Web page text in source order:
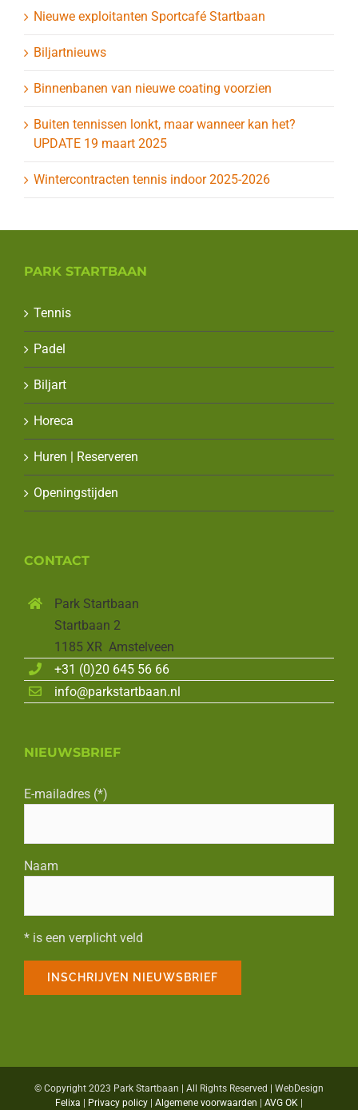
Nieuwe exploitanten Sportcafé Startbaan
Biljartnieuws
Binnenbanen van nieuwe coating voorzien
Buiten tennissen lonkt, maar wanneer kan het?
UPDATE 19 maart 2025
Wintercontracten tennis indoor 2025-2026
PARK STARTBAAN
Tennis
Padel
Biljart
Horeca
Huren | Reserveren
Openingstijden
CONTACT
Park Startbaan
Startbaan 2
1185 XR Amstelveen
+31 (0)20 645 56 66
info@parkstartbaan.nl
NIEUWSBRIEF
E-mailadres (*)
Naam
* is een verplicht veld
© Copyright 2023 Park Startbaan | All Rights Reserved | WebDesign
Felixa | Privacy policy | Algemene voorwaarden | AVG OK |